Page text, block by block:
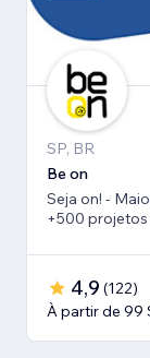
SP, BR
Be on
Seja on! -
+500 projetos
4,9 (122)
À partir de 99